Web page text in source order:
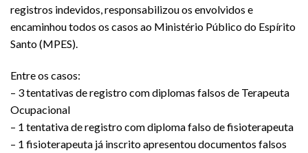
registros indevidos, responsabilizou os envolvidos e
encaminhou todos os casos ao Ministério Público do Espírito
Santo (MPES).
Entre os casos:
– 3 tentativas de registro com diplomas falsos de Terapeuta
Ocupacional
– 1 tentativa de registro com diploma falso de fisioterapeuta
– 1 fisioterapeuta já inscrito apresentou documentos falsos